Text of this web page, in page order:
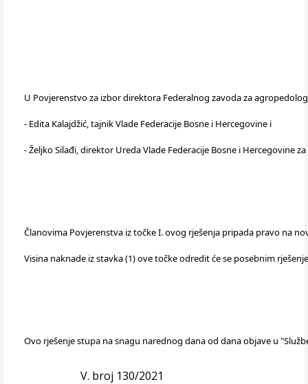
U Povjerenstvo za izbor direktora Federalnog zavoda za
- Edita Kalajdžić, tajnik Vlade Federacije Bosne i Hercegovine i
- Željko Silađi, direktor Ureda Vlade Federacije Bosne i Hercegovine
Članovima Povjerenstva iz točke I. ovog rješenja pripada pravo na
Visina naknade iz stavka (1) ove točke odredit će se posebnim
Ovo rješenje stupa na snagu narednog dana od dana objave u
V. broj 130/2021